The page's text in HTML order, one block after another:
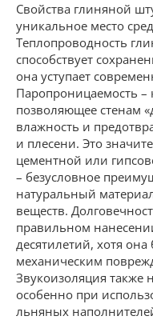
Свойства глиняной
уникальное место
Теплопроводность
способствует
она уступает
Паропроницаемость –
позволяющее стенам
влажность и
и плесени. Это
цементной или
– безусловное
натуральный
веществ.
правильном
десятилетий, хотя
механическим
Звукоизоляция также
особенно при
льняных